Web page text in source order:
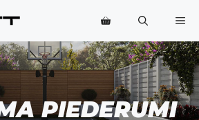
PIEDERUMI